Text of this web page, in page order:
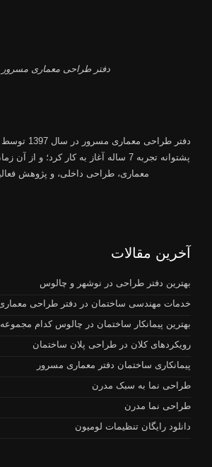
دفتر طراحی معماری مسرور
دفتر طراحی معماری مسرور در سال 1397 توسط
پشتوانه تجربه 7 ساله آغاز به کار کرد؛ و
معماری، طراحی داخلی، و پژوهش
آخرین مقالات
بهترین دفتر طراحی در نوشهر و چالوس
خدمات مهندسی ساختمان در دفتر طراحی
بهترین پیمانکار ساختمان در چالوس کدام
رویکردهای کلان در طراحی پلان ساختمان
پیمانکاری ساختمان دفتر معماری مسرور
طراحی نما به سبک مدرن
طراحی نما مدرن
دانلود رایگان تنظیمات لومیون